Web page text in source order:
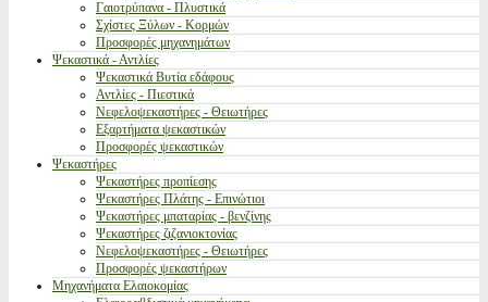
Γαιοτρύπανα - Πλυστικά
Σχίστες Ξύλων - Κορμών
Προσφορές μηχανημάτων
Ψεκαστικά - Αντλίες
Ψεκαστικά Βυτία εδάφους
Αντλίες - Πιεστικά
Νεφελοψεκαστήρες - Θειωτήρες
Εξαρτήματα ψεκαστικών
Προσφορές ψεκαστικών
Ψεκαστήρες
Ψεκαστήρες προπίεσης
Ψεκαστήρες Πλάτης - Επινώτιοι
Ψεκαστήρες μπαταρίας - βενζίνης
Ψεκαστήρες ζιζανιοκτονίας
Νεφελοψεκαστήρες - Θειωτήρες
Προσφορές ψεκαστήρων
Μηχανήματα Ελαιοκομίας